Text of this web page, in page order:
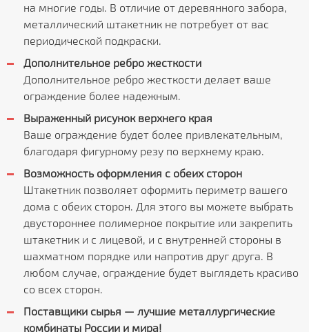
на многие годы. В отличие от деревянного забора,
металлический штакетник не потребует от вас
периодической подкраски.
Дополнительное ребро жесткости
Дополнительное ребро жесткости делает ваше
ограждение более надежным.
Выраженный рисунок верхнего края
Ваше ограждение будет более привлекательным,
благодаря фигурному резу по верхнему краю.
Возможность оформления с обеих сторон
Штакетник позволяет оформить периметр вашего
дома с обеих сторон. Для этого вы можете выбрать
двустороннее полимерное покрытие или закрепить
штакетник и с лицевой, и с внутренней стороны в
шахматном порядке или напротив друг друга. В
любом случае, ограждение будет выглядеть красиво
со всех сторон.
Поставщики сырья — лучшие металлургические
комбинаты России и мира!